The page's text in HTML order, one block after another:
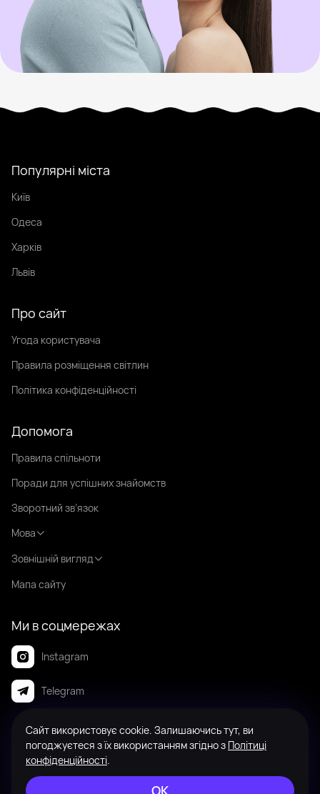
Популярні міста
Київ
Одеса
Харків
Львів
Про сайт
Угода користувача
Правила розміщення світлин
Політика конфіденційності
Допомога
Правила спільноти
Поради для успішних знайомств
Зворотний зв’язок
Мова
Зовнішній вигляд
Мапа сайту
Ми в соцмережах
Instagram
Telegram
© 2008-2026 Badanga. Усі права захищені.
Сайт використовує cookie. Залишаючись тут, ви
погоджуєтеся з їх використанням згідно з Політиці
конфіденційності.
ОК